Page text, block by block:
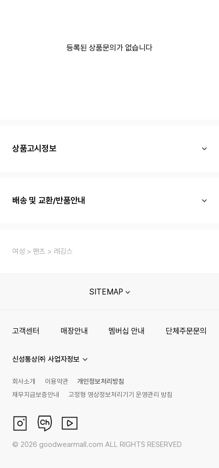
등록된 상품문의가 없습니다
상품고시정보
배송 및 교환/반품안내
여성 팬츠 레깅스
SITEMAP
고객센터 매장안내 멤버십 안내 단체주문문의
신성통상㈜ 사업자정보
회사소개 이용약관
개인정보처리방침
채무지급보증안내
고정형 영상정보처리기기 운영관리 방침
© 2026 goodwearmall.com ALL RIGHTS RESERVED